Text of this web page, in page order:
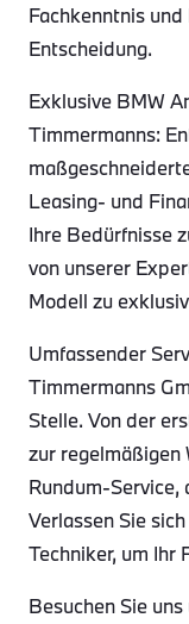
Fachkenntnis
Entscheidung.
Exklusive BMW
Timmermanns:
Leasing- und
Ihre Bedürfnisse
von unserer
Modell zu
Umfassender
Timmermanns
Stelle. Von der
zur regelmäßigen
Rundum-Service,
Verlassen Sie
Techniker, um Ihr
Besuchen Sie